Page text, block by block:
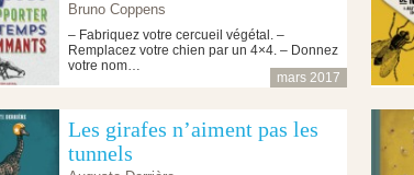
Bruno Coppens
– Fabriquez votre cercueil végétal. –
Remplacez votre chien par un 4×4. – Donnez
votre nom…
mars 2017
Les girafes n’aiment pas les
tunnels